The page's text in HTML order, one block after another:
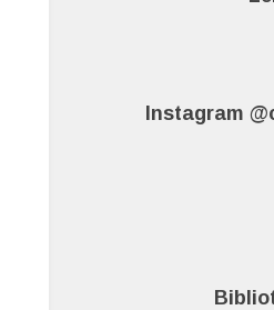
Instagram